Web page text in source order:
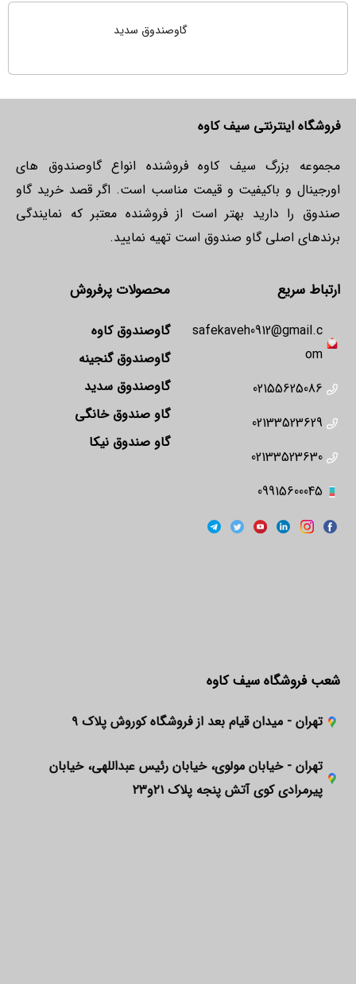
گاوصندوق سدید
فروشگاه اینترنتی سیف کاوه
مجموعه بزرگ سیف کاوه فروشنده انواع گاوصندوق های
اورجینال و باکیفیت و قیمت مناسب است. اگر قصد خرید گاو
صندوق را دارید بهتر است از فروشنده معتبر که نمایندگی
برندهای اصلی گاو صندوق است تهیه نمایید.
ارتباط سریع
safekaveh0912@gmail.c
om
02155625086
02133523629
02133523630
09915600045
محصولات پرفروش
گاوصندوق کاوه
گاوصندوق گنجینه
گاوصندوق سدید
گاو صندوق خانگی
گاو صندوق نیکا
شعب فروشگاه سیف کاوه
تهران - میدان قیام بعد از فروشگاه کوروش پلاک ۹
تهران - خیابان مولوی، خیابان رئیس عبداللهی، خیابان
پیرمرادی کوی آتش پنجه پلاک ۲۱و۲۳